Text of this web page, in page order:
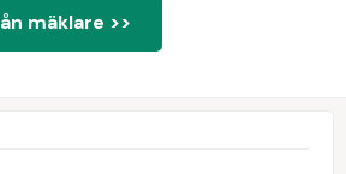
mäklare >>